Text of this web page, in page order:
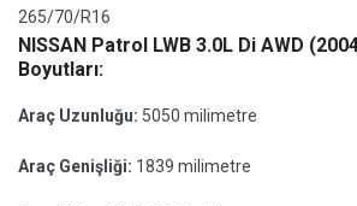
265/70/R16
NISSAN Patrol LWB 3.0L Di AWD
Boyutları:
Araç Uzunluğu: 5050 milimetre
Araç Genişliği: 1839 milimetre